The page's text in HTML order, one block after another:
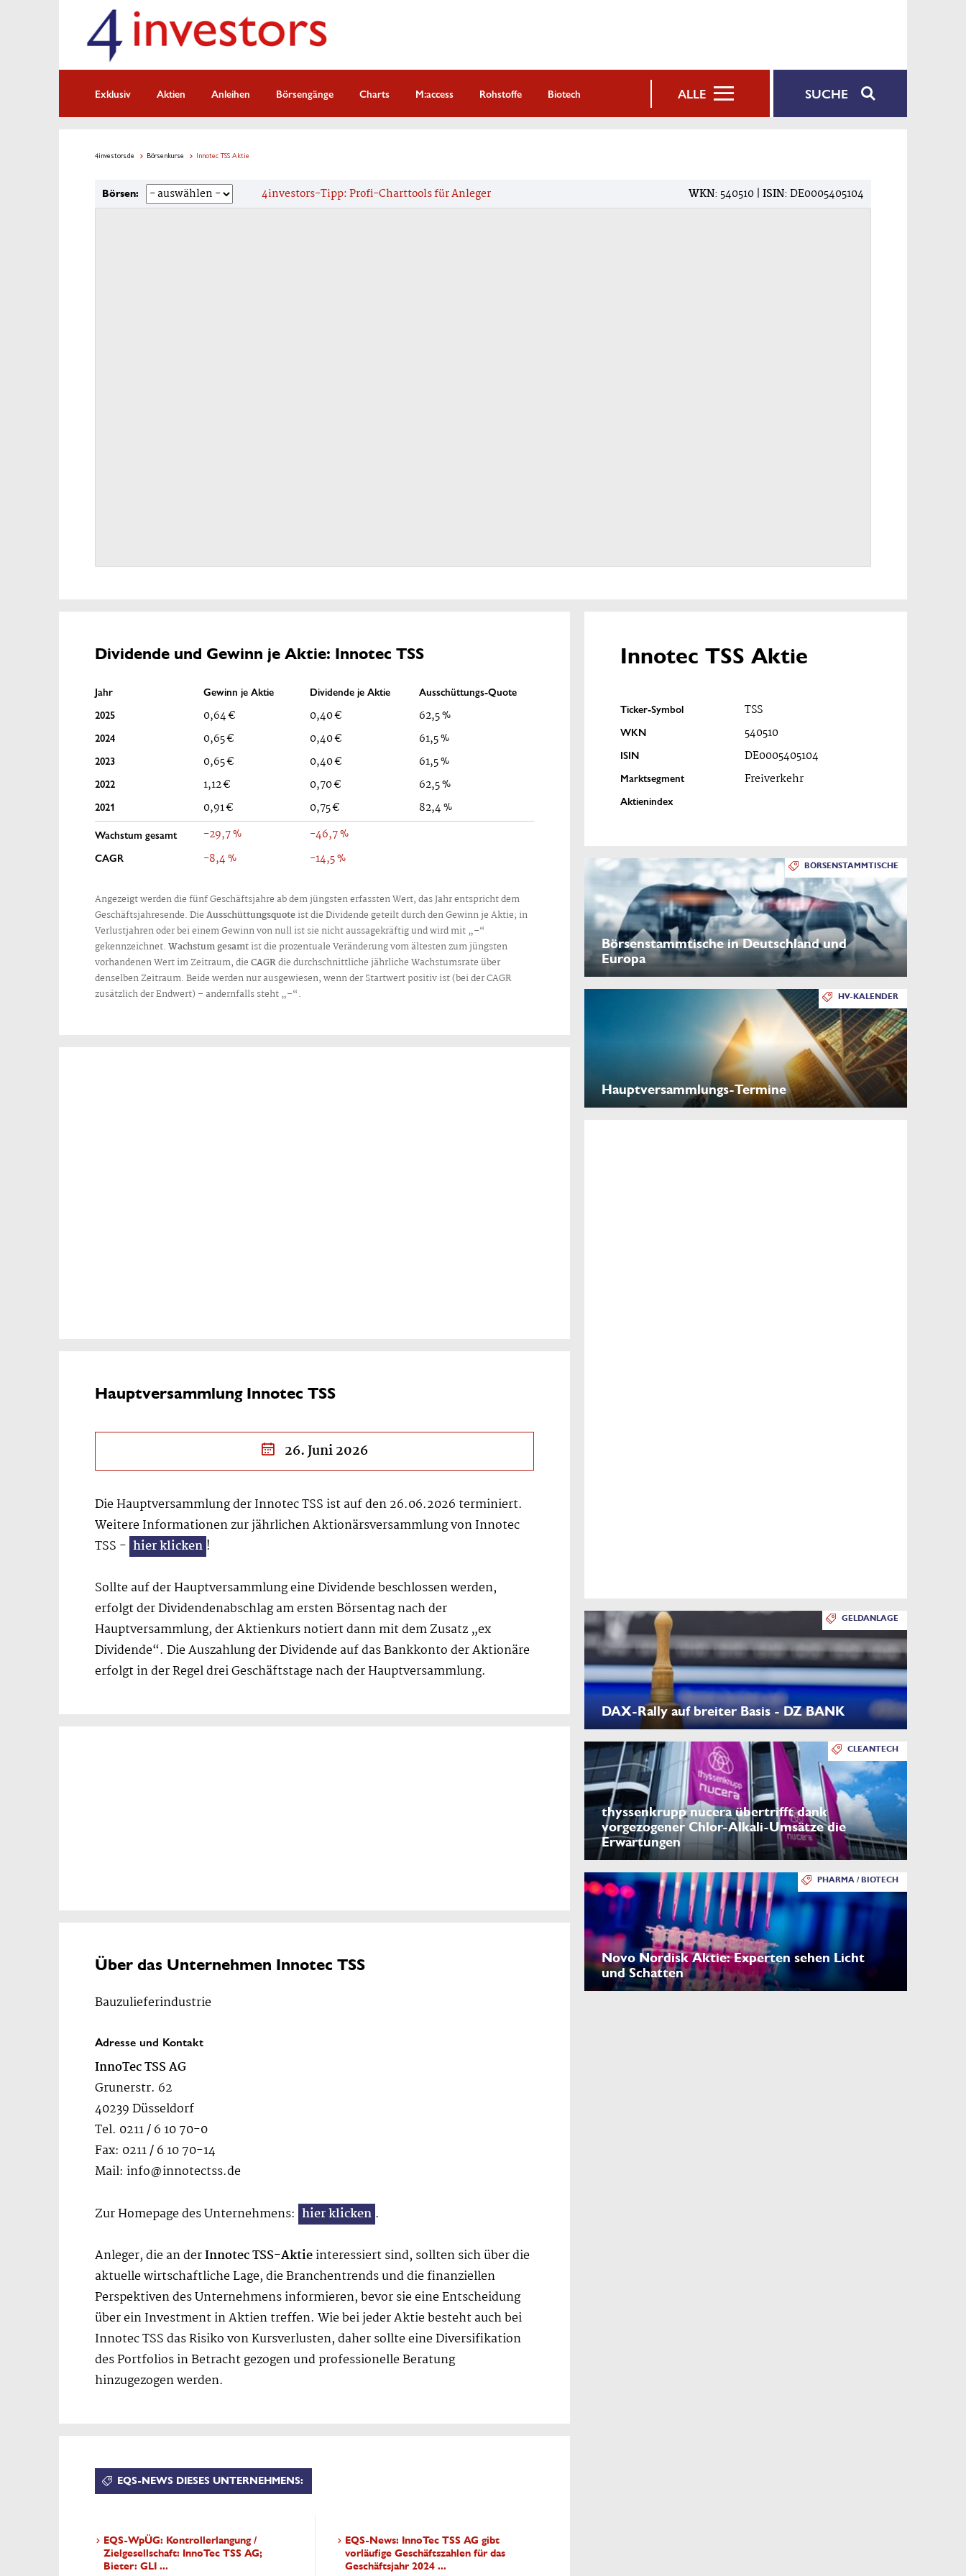
SUCHE
ALLE
Exklusiv Aktien Anleihen Börsengänge Charts M:access Rohstoffe Biotech
4investors.de Börsenkurse Innotec TSS Aktie
Börsen: 4investors-Tipp: Profi-Charttools für Anleger WKN: 540510 | ISIN: DE0005405104
Dividende und Gewinn je Aktie: Innotec TSS
Jahr Gewinn je Aktie Dividende je Aktie
Ausschüttungs-Quote
2025
0,64 € 0,40 € 62,5 %
2024 0,65 € 0,40 € 61,5 %
2023 0,65 € 0,40 € 61,5 %
2022 1,12 € 0,70 € 62,5 %
2021 0,91 € 0,75 € 82,4 %
Wachstum gesamt -29,7 % -46,7 %
CAGR -8,4 % -14,5 %
Angezeigt werden die fünf Geschäftsjahre ab dem jüngsten erfassten Wert, das Jahr entspricht dem
Geschäftsjahresende. DieAusschüttungsquoteist die Dividende geteilt durch den Gewinn je Aktie; in
Verlustjahren oder bei einem Gewinn von null ist sie nicht aussagekräftig und wird mit „–“
gekennzeichnet.Wachstum gesamtist die prozentuale Veränderung vom ältesten zum jüngsten
vorhandenen Wert im Zeitraum, dieCAGRdie durchschnittliche jährliche Wachstumsrate über
denselben Zeitraum. Beide werden nur ausgewiesen, wenn der Startwert positiv ist (bei der CAGR
zusätzlich der Endwert) – andernfalls steht „–“.
Hauptversammlung Innotec TSS
26. Juni 2026
Die Hauptversammlung der Innotec TSS ist auf den 26.06.2026 terminiert.
Weitere Informationen zur jährlichen Aktionärsversammlung von Innotec
TSS - hier klicken !
Sollte auf der Hauptversammlung eine Dividende beschlossen werden,
erfolgt der Dividendenabschlag am ersten Börsentag nach der
Hauptversammlung, der Aktienkurs notiert dann mit dem Zusatz „ex
Dividende“. Die Auszahlung der Dividende auf das Bankkonto der Aktionäre
erfolgt in der Regel drei Geschäftstage nach der Hauptversammlung.
Über das Unternehmen Innotec TSS
Bauzulieferindustrie
Adresse und Kontakt
InnoTec TSS AG
Grunerstr. 62
40239 Düsseldorf
Tel. 0211 / 6 10 70-0
Fax: 0211 / 6 10 70-14
Mail: info@innotectss.de
Zur Homepage des Unternehmens: hier klicken .
Anleger, die an derInnotec TSS-Aktieinteressiert sind, sollten sich über die
aktuelle wirtschaftliche Lage, die Branchentrends und die finanziellen
Perspektiven des Unternehmens informieren, bevor sie eine Entscheidung
über ein Investment in Aktien treffen. Wie bei jeder Aktie besteht auch bei
Innotec TSS das Risiko von Kursverlusten, daher sollte eine Diversifikation
des Portfolios in Betracht gezogen und professionelle Beratung
hinzugezogen werden.
EQS-NEWS DIESES UNTERNEHMENS:
EQS-WpÜG: Kontrollerlangung /
Zielgesellschaft: InnoTec TSS AG;
Bieter: GLI ...
EQS-News: InnoTec TSS AG gibt
vorläufige Geschäftszahlen für das
Geschäftsjahr 2024 ...
Innotec TSS Aktie
Ticker-Symbol TSS
WKN 540510
ISIN DE0005405104
Marktsegment Freiverkehr
Aktienindex
BÖRSENSTAMMTISCHE
Börsenstammtische in Deutschland und
Europa
HV-KALENDER
Hauptversammlungs-Termine
GELDANLAGE
DAX-Rally auf breiter Basis - DZ BANK
CLEANTECH
thyssenkrupp nucera übertrifft dank
vorgezogener Chlor-Alkali-Umsätze die
Erwartungen
PHARMA / BIOTECH
Novo Nordisk Aktie: Experten sehen Licht
und Schatten